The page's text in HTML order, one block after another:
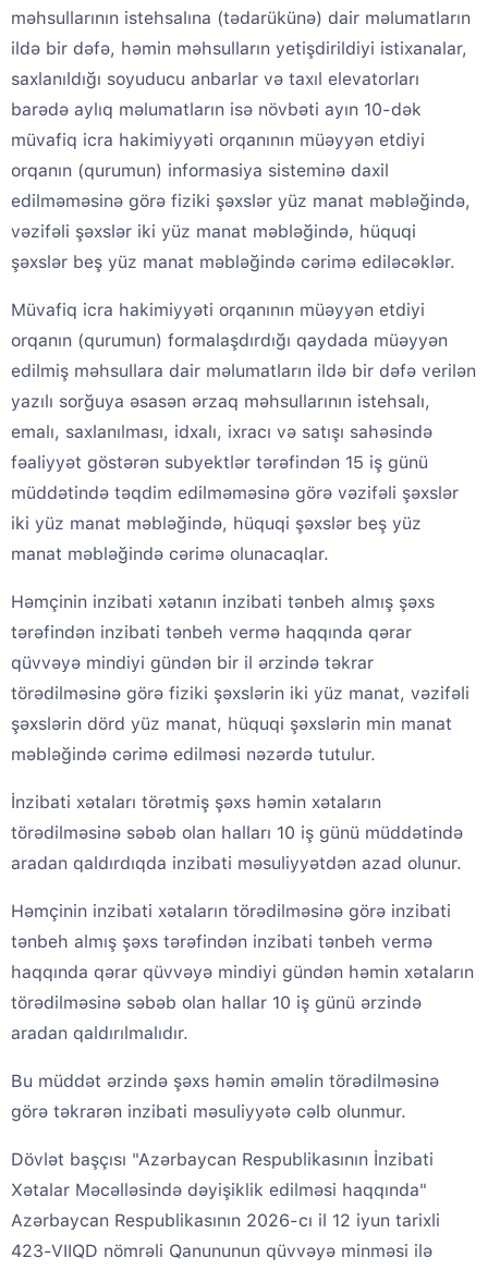
məhsullarının istehsalına (tədarükünə) dair məlumatların
ildə bir dəfə, həmin məhsulların yetişdirildiyi istixanalar,
saxlanıldığı soyuducu anbarlar və taxıl elevatorları
barədə aylıq məlumatların isə növbəti ayın 10-dək
müvafiq icra hakimiyyəti orqanının müəyyən etdiyi
orqanın (qurumun) informasiya sisteminə daxil
edilməməsinə görə fiziki şəxslər yüz manat məbləğində,
vəzifəli şəxslər iki yüz manat məbləğində, hüquqi
şəxslər beş yüz manat məbləğində cərimə ediləcəklər.
Müvafiq icra hakimiyyəti orqanının müəyyən etdiyi
orqanın (qurumun) formalaşdırdığı qaydada müəyyən
edilmiş məhsullara dair məlumatların ildə bir dəfə verilən
yazılı sorğuya əsasən ərzaq məhsullarının istehsalı,
emalı, saxlanılması, idxalı, ixracı və satışı sahəsində
fəaliyyət göstərən subyektlər tərəfindən 15 iş günü
müddətində təqdim edilməməsinə görə vəzifəli şəxslər
iki yüz manat məbləğində, hüquqi şəxslər beş yüz
manat məbləğində cərimə olunacaqlar.
Həmçinin inzibati xətanın inzibati tənbeh almış şəxs
tərəfindən inzibati tənbeh vermə haqqında qərar
qüvvəyə mindiyi gündən bir il ərzində təkrar
törədilməsinə görə fiziki şəxslərin iki yüz manat, vəzifəli
şəxslərin dörd yüz manat, hüquqi şəxslərin min manat
məbləğində cərimə edilməsi nəzərdə tutulur.
İnzibati xətaları törətmiş şəxs həmin xətaların
törədilməsinə səbəb olan halları 10 iş günü müddətində
aradan qaldırdıqda inzibati məsuliyyətdən azad olunur.
Həmçinin inzibati xətaların törədilməsinə görə inzibati
tənbeh almış şəxs tərəfindən inzibati tənbeh vermə
haqqında qərar qüvvəyə mindiyi gündən həmin xətaların
törədilməsinə səbəb olan hallar 10 iş günü ərzində
aradan qaldırılmalıdır.
Bu müddət ərzində şəxs həmin əməlin törədilməsinə
görə təkrarən inzibati məsuliyyətə cəlb olunmur.
Dövlət başçısı "Azərbaycan Respublikasının İnzibati
Xətalar Məcəlləsində dəyişiklik edilməsi haqqında"
Azərbaycan Respublikasının 2026-cı il 12 iyun tarixli
423-VIIQD nömrəli Qanununun qüvvəyə minməsi ilə